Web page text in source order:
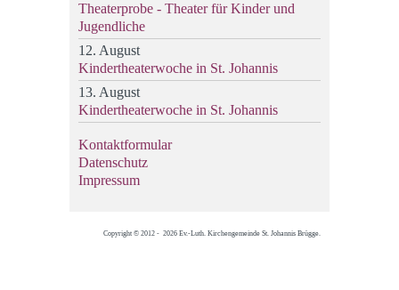
Theaterprobe - Theater für Kinder und
Jugendliche
12. August
Kindertheaterwoche in St. Johannis
13. August
Kindertheaterwoche in St. Johannis
Kontaktformular
Datenschutz
Impressum
Copyright © 2012 - 2026 Ev.-Luth. Kirchengemeinde St. Johannis Brügge.